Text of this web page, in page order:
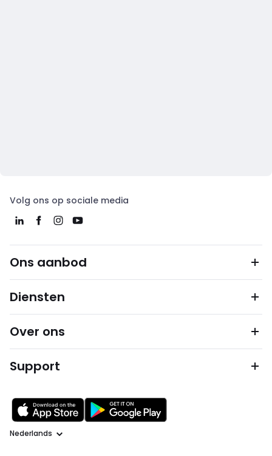
Volg ons op sociale media
Ons aanbod
Diensten
Over ons
Support
Taal